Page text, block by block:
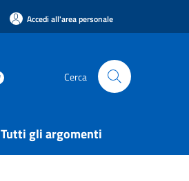
Accedi all'area personale
Cerca
Tutti gli argomenti